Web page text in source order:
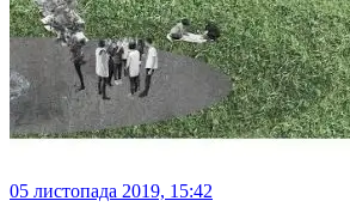
05 листопада 2019, 15:42